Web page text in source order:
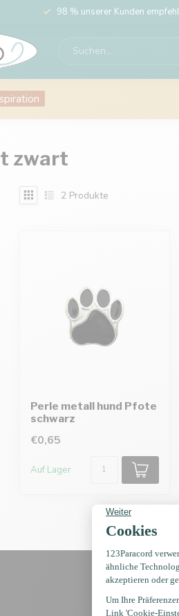
98 % unserer Kunden
zwart
2 Produkte
Perle metall hund Pfote
schwarz
€0,65
Auf Lager